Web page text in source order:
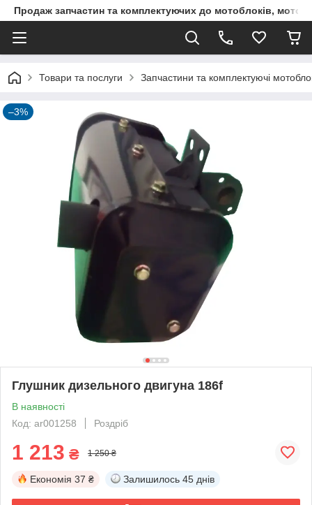
Продаж запчастин та комплектуючих до мотоблоків,
Товари та послуги Запчастини та комплектуючі
–3%
Глушник дизельного двигуна 186f
В наявності
Код: ar001258
Роздріб
1 213 ₴ 1 250 ₴
Економія 37 ₴ Залишилось 45 днів